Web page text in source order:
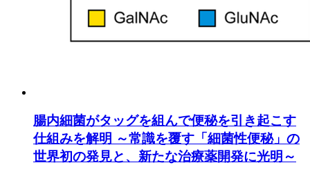
腸内細菌がタッグを組んで便秘を引き起こす
仕組みを解明 ～常識を覆す「細菌性便秘」の
世界初の発見と、新たな治療薬開発に光明～